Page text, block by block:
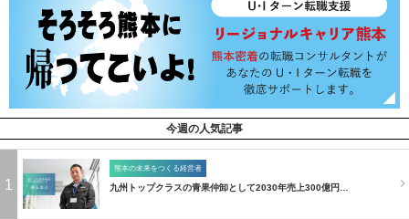
今週の人気記事
1
熊本の未来をつくる経営者
九州トップクラスの青果仲卸として2030年売上300億円…